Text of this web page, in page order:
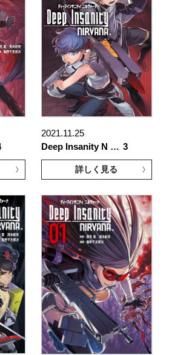
2021.11.25
Deep Insanity N … 3
詳しく見る